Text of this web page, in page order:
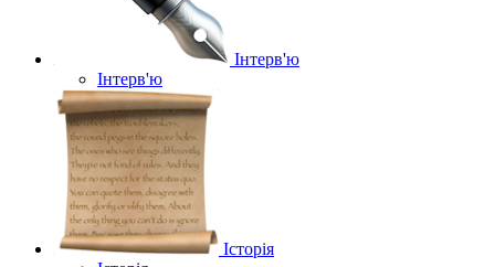
Інтерв'ю
Інтерв'ю
Історія